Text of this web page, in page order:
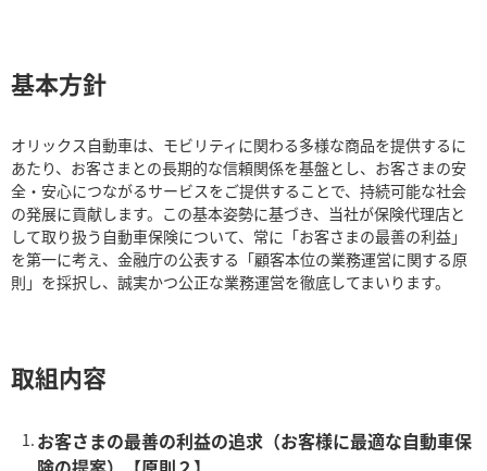
基本方針
オリックス自動車は、モビリティに関わる多様な商品を提供するに
あたり、お客さまとの長期的な信頼関係を基盤とし、お客さまの安
全・安心につながるサービスをご提供することで、持続可能な社会
の発展に貢献します。この基本姿勢に基づき、当社が保険代理店と
して取り扱う自動車保険について、常に「お客さまの最善の利益」
を第一に考え、金融庁の公表する「顧客本位の業務運営に関する原
則」を採択し、誠実かつ公正な業務運営を徹底してまいります。
取組内容
お客さまの最善の利益の追求（お客様に最適な自動車保